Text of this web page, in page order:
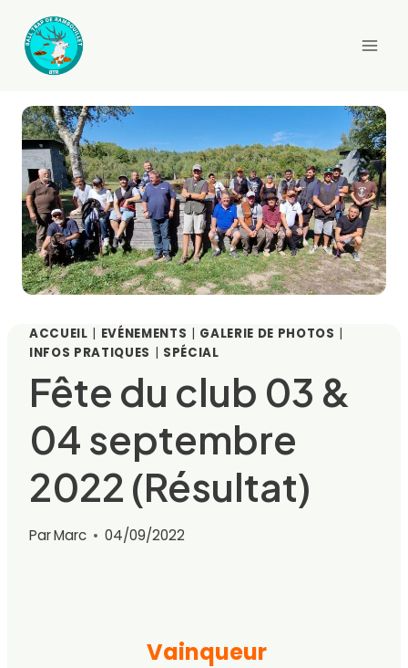
contenu
ACCUEIL | EVÉNEMENTS | GALERIE DE PHOTOS |
INFOS PRATIQUES | SPÉCIAL
Fête du club 03 &
04 septembre
2022 (Résultat)
ParMarc 04/09/2022
Vainqueur